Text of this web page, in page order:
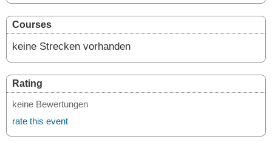
Courses
keine Strecken vorhanden
Rating
keine Bewertungen
rate this event